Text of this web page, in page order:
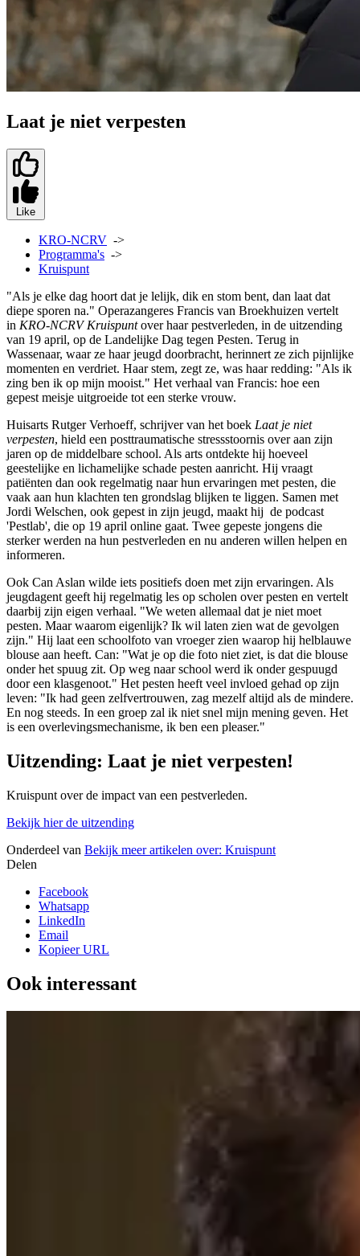
Laat je niet verpesten
Like
KRO-NCRV ->
Programma's ->
Kruispunt
"Als je elke dag hoort dat je lelijk, dik en stom bent, dan laat dat
diepe sporen na." Operazangeres Francis van Broekhuizen vertelt
in KRO-NCRV Kruispuntover haar pestverleden, in de uitzending
van 19 april, op de Landelijke Dag tegen Pesten. Terug in
Wassenaar, waar ze haar jeugd doorbracht, herinnert ze zich pijnlijke
momenten en verdriet. Haar stem, zegt ze, was haar redding: "Als ik
zing ben ik op mijn mooist." Het verhaal van Francis: hoe een
gepest meisje uitgroeide tot een sterke vrouw.
Huisarts Rutger Verhoeff, schrijver van het boek Laat je niet
verpesten, hield een posttraumatische stressstoornis over aan zijn
jaren op de middelbare school. Als arts ontdekte hij hoeveel
geestelijke en lichamelijke schade pesten aanricht. Hij vraagt
patiënten dan ook regelmatig naar hun ervaringen met pesten, die
vaak aan hun klachten ten grondslag blijken te liggen. Samen met
Jordi Welschen, ook gepest in zijn jeugd, maakt hij de podcast
'Pestlab', die op 19 april online gaat. Twee gepeste jongens die
sterker werden na hun pestverleden en nu anderen willen helpen en
informeren.
Ook Can Aslan wilde iets positiefs doen met zijn ervaringen. Als
jeugdagent geeft hij regelmatig les op scholen over pesten en vertelt
daarbij zijn eigen verhaal. "We weten allemaal dat je niet moet
pesten. Maar waarom eigenlijk? Ik wil laten zien wat de gevolgen
zijn." Hij laat een schoolfoto van vroeger zien waarop hij helblauwe
blouse aan heeft. Can: "Wat je op die foto niet ziet, is dat die blouse
onder het spuug zit. Op weg naar school werd ik onder gespuugd
door een klasgenoot." Het pesten heeft veel invloed gehad op zijn
leven: "Ik had geen zelfvertrouwen, zag mezelf altijd als de mindere.
En nog steeds. In een groep zal ik niet snel mijn mening geven. Het
is een overlevingsmechanisme, ik ben een pleaser."
Uitzending: Laat je niet verpesten!
Kruispunt over de impact van een pestverleden.
Bekijk hier de uitzending
Onderdeel van Bekijk meer artikelen over: Kruispunt
Delen
Facebook
Whatsapp
LinkedIn
Email
Kopieer URL
Ook interessant